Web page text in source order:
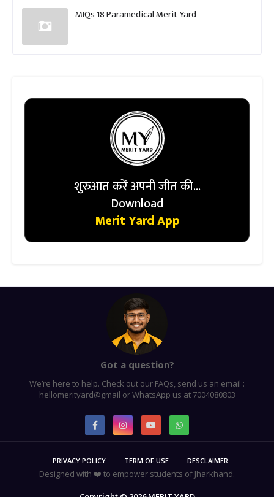
MIQs 18 Paramedical Merit Yard
शुरुआत करें अपनी जीत की...
Download
Merit Yard App
Got a question?
We’re here to help. Check out our FAQs, send us an email :
hellomerityard@gmail or WhatsApp us at 7004080803
PRIVACY POLICY TERM OF USE DESCLAIMER
Designed with ❤️ to empower students of Jharkhand.